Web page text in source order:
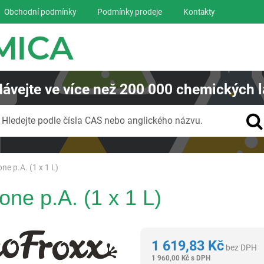
p.A. (1 x 1 L)
p.A. (1 x 1 L)
1 619,83 Kč bez DPH
1 960,00 Kč s DPH
Obchodní podmínky Podmínky prodeje Kontakty
ve více než200 000 chemických
Hledejte podle čísla CAS nebo anglického názvu.